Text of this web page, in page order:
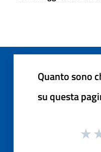
Quanto sono
su questa